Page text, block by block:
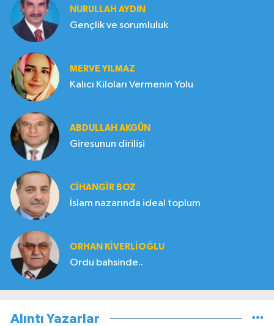
NURULLAH AYDIN
Gençlik ve sorumluluk
MERVE YILMAZ
Kalıcı Kiloları Vermenin Yolu
ABDULLAH AKGÜN
Giresunun dirilişi
CIHANGIR BOZ
İslam nazarında ideal toplum
ORHAN KIVERLIOĞLU
Ordu bahsinde..
Alıntı Yazarlar